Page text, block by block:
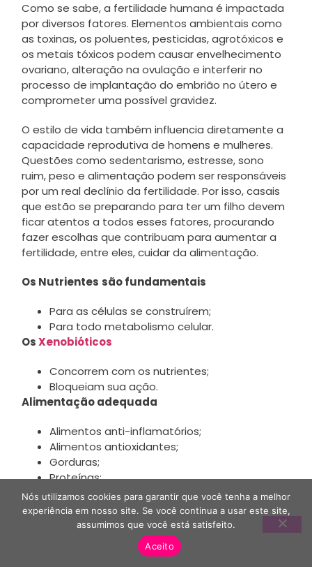
Como se sabe, a fertilidade humana é impactada
por diversos fatores. Elementos ambientais como
as toxinas, os poluentes, pesticidas, agrotóxicos e
os metais tóxicos podem causar envelhecimento
ovariano, alteração na ovulação e interferir no
processo de implantação do embrião no útero e
comprometer uma possível gravidez.
O estilo de vida também influencia diretamente a
capacidade reprodutiva de homens e mulheres.
Questões como sedentarismo, estresse, sono
ruim, peso e alimentação podem ser responsáveis
por um real declínio da fertilidade. Por isso, casais
que estão se preparando para ter um filho devem
ficar atentos a todos esses fatores, procurando
fazer escolhas que contribuam para aumentar a
fertilidade, entre eles, cuidar da alimentação.
Os Nutrientes são fundamentais
Para as células se construírem;
Para todo metabolismo celular.
OsXenobióticos
Concorrem com os nutrientes;
Bloqueiam sua ação.
Alimentação adequada
Alimentos anti-inflamatórios;
Alimentos antioxidantes;
Gorduras;
Proteínas;
Carboidratos;
Vitaminas e minerais.
Nós utilizamos cookies para garantir que você tenha a melhor
experiência em nosso site. Se você continua a usar este site,
assumimos que você está satisfeito.
Aceito